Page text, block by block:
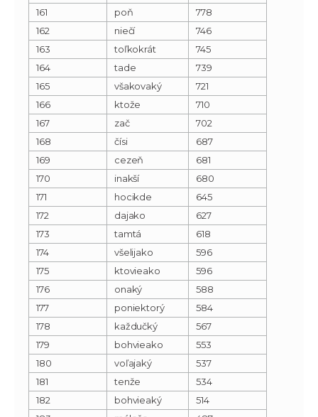
161
poň
778
162
niečí
746
163
toľkokrát
745
164
tade
739
165
všakovaký
721
166
ktože
710
167
zač
702
168
čísi
687
169
cezeň
681
170
inakší
680
171
hocikde
645
172
dajako
627
173
tamtá
618
174
všelijako
596
175
ktovieako
596
176
onaký
588
177
poniektorý
584
178
každučký
567
179
bohvieako
553
180
voľajaký
537
181
tenže
534
182
bohvieaký
514